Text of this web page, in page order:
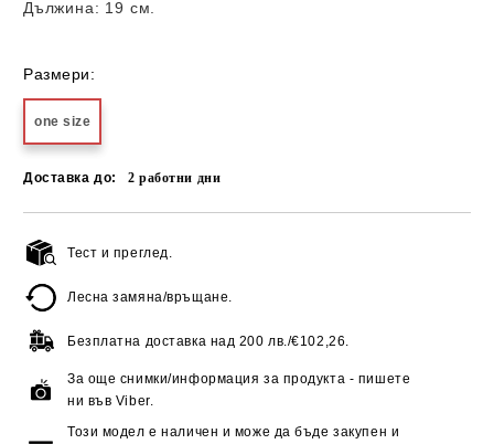
Дължина: 19 см.
Размери:
one size
Доставка до: 2работни дни
Тест и преглед.
Лесна замяна/връщане.
Безплатна доставка над 200 лв./€102,26.
За още снимки/информация за продукта - пишете
ни във Viber.
Този модел е наличен и може да бъде закупен и